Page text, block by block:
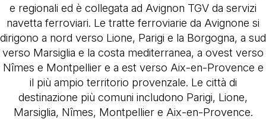
e regionali ed è collegata ad Avignon TGV da servizi
navetta ferroviari. Le tratte ferroviarie da Avignone si
dirigono a nord verso Lione, Parigi e la Borgogna, a sud
verso Marsiglia e la costa mediterranea, a ovest verso
Nîmes e Montpellier e a est verso Aix-en-Provence e
il più ampio territorio provenzale. Le città di
destinazione più comuni includono Parigi, Lione,
Marsiglia, Nîmes, Montpellier e Aix-en-Provence.